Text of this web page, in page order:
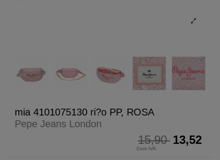
mia 4101075130 ri?o PP, ROSA
Pepe Jeans London
15,90 13,52
Com IVA